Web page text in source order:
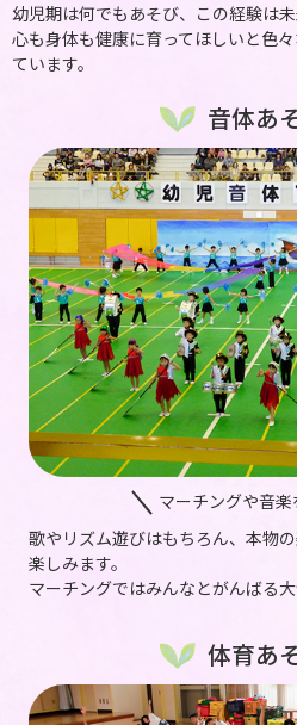
幼児期は何でもあそび、この経験は
心も身体も健康に育ってほしいと色
ています。
音体あ
マーチングや音楽
歌やリズム遊びはもちろん、本物
楽しみます。
マーチングではみんなとがんばる大
体育あ